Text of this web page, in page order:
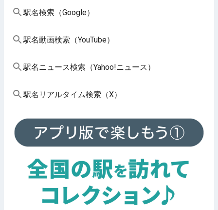
駅名検索（Google）
駅名動画検索（YouTube）
駅名ニュース検索（Yahoo!ニュース）
駅名リアルタイム検索（X）